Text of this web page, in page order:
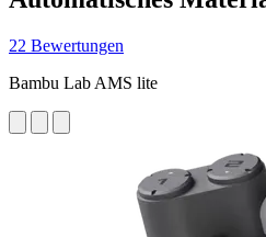
22 Bewertungen
Bambu Lab AMS lite